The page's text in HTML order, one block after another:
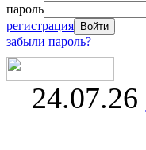
пароль
регистрация
забыли пароль?
24.07.26